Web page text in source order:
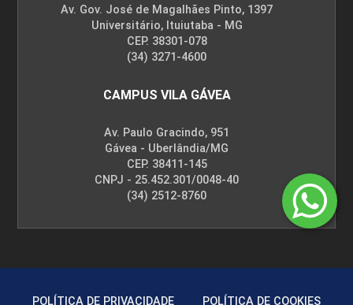
UNIUBE ITUIUTABA
Av. Gov. José de Magalhães Pinto, 1397
CEP. 38301-078
CAMPUS VILA GÁVEA
Av. Paulo Gracindo, 951
Gávea - Uberlândia/MG
CNPJ - 25.452.301/0048-40